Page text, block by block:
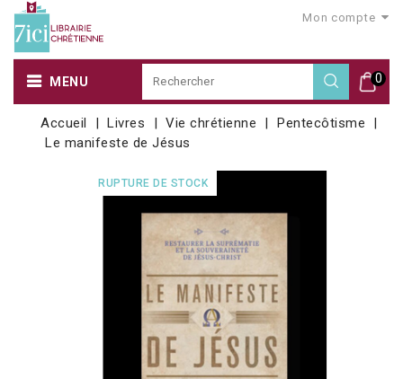
Mon compte
0
MENU
Accueil Livres Vie chrétienne
Pentecôtisme
Le manifeste de Jésus
RUPTURE DE STOCK